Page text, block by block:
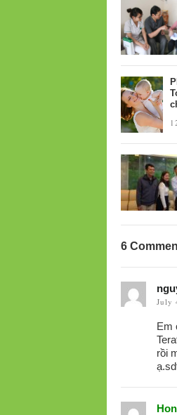
6
July
Em
rồi